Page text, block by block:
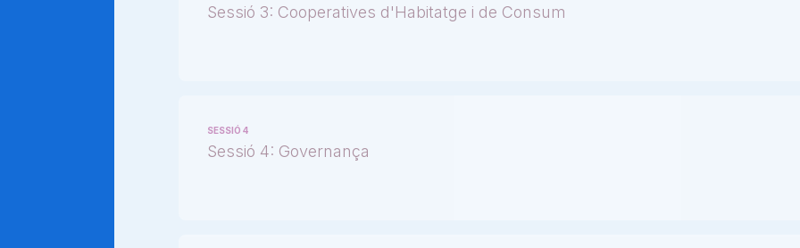
Sessió 3: Cooperatives d'Habitatge i de Consum
SESSIÓ 4
Sessió 4: Governança